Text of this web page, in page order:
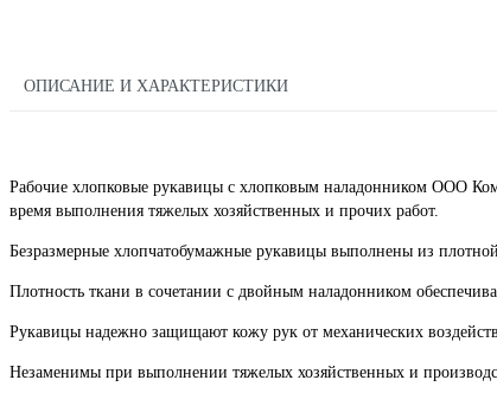
ОПИСАНИЕ И ХАРАКТЕРИСТИКИ
Рабочие хлопковые рукавицы с хлопковым наладонником ООО
время выполнения тяжелых хозяйственных и прочих работ.
Безразмерные хлопчатобумажные рукавицы выполнены из
Плотность ткани в сочетании с двойным наладонником
Рукавицы надежно защищают кожу рук от механических
Незаменимы при выполнении тяжелых хозяйственных и